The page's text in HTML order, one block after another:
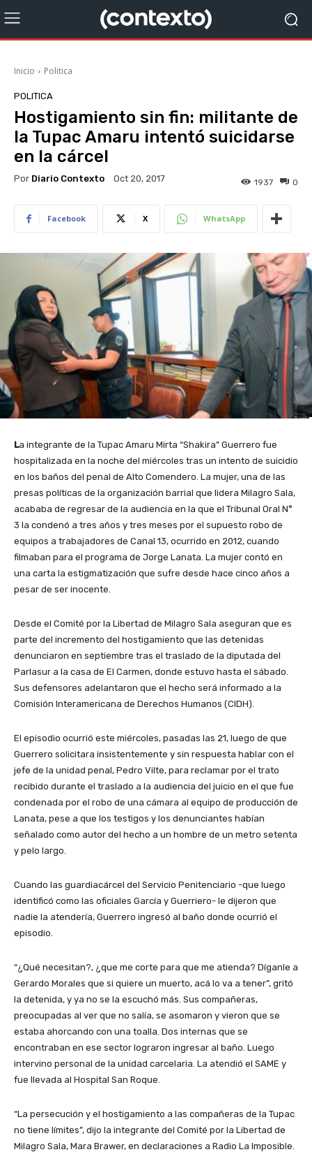
Inicio Politica
POLITICA
Hostigamiento sin fin: militante de
la Tupac Amaru intentó suicidarse
en la cárcel
Por Diario Contexto Oct 20, 2017 0
1937
Facebook X WhatsApp
La integrante de la Tupac Amaru Mirta “Shakira” Guerrero fue
hospitalizada en la noche del miércoles tras un intento de suicidio
en los baños del penal de Alto Comendero. La mujer, una de las
presas políticas de la organización barrial que lidera Milagro Sala,
acababa de regresar de la audiencia en la que el Tribunal Oral N°
3 la condenó a tres años y tres meses por el supuesto robo de
equipos a trabajadores de Canal 13, ocurrido en 2012, cuando
filmaban para el programa de Jorge Lanata. La mujer contó en
una carta la estigmatización que sufre desde hace cinco años a
pesar de ser inocente.
Desde el Comité por la Libertad de Milagro Sala aseguran que es
parte del incremento del hostigamiento que las detenidas
denunciaron en septiembre tras el traslado de la diputada del
Parlasur a la casa de El Carmen, donde estuvo hasta el sábado.
Sus defensores adelantaron que el hecho será informado a la
Comisión Interamericana de Derechos Humanos (CIDH).
El episodio ocurrió este miércoles, pasadas las 21, luego de que
Guerrero solicitara insistentemente y sin respuesta hablar con el
jefe de la unidad penal, Pedro Vilte, para reclamar por el trato
recibido durante el traslado a la audiencia del juicio en el que fue
condenada por el robo de una cámara al equipo de producción de
Lanata, pese a que los testigos y los denunciantes habían
señalado como autor del hecho a un hombre de un metro setenta
y pelo largo.
Cuando las guardiacárcel del Servicio Penitenciario -que luego
identificó como las oficiales García y Guerriero- le dijeron que
nadie la atendería, Guerrero ingresó al baño donde ocurrió el
episodio.
“¿Qué necesitan?, ¿que me corte para que me atienda? Díganle a
Gerardo Morales que si quiere un muerto, acá lo va a tener”, gritó
la detenida, y ya no se la escuchó más. Sus compañeras,
preocupadas al ver que no salía, se asomaron y vieron que se
estaba ahorcando con una toalla. Dos internas que se
encontraban en ese sector lograron ingresar al baño. Luego
intervino personal de la unidad carcelaria. La atendió el SAME y
fue llevada al Hospital San Roque.
“La persecución y el hostigamiento a las compañeras de la Tupac
no tiene límites”, dijo la integrante del Comité por la Libertad de
Milagro Sala, Mara Brawer, en declaraciones a Radio La Imposible.